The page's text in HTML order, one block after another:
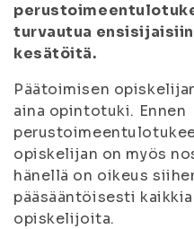
turvautua
kesätöitä.
Päätoimisen
aina opintotuki. Ennen
opiskelijan on myös
hänellä on oikeus
pääsääntöisesti
opiskelijoita.